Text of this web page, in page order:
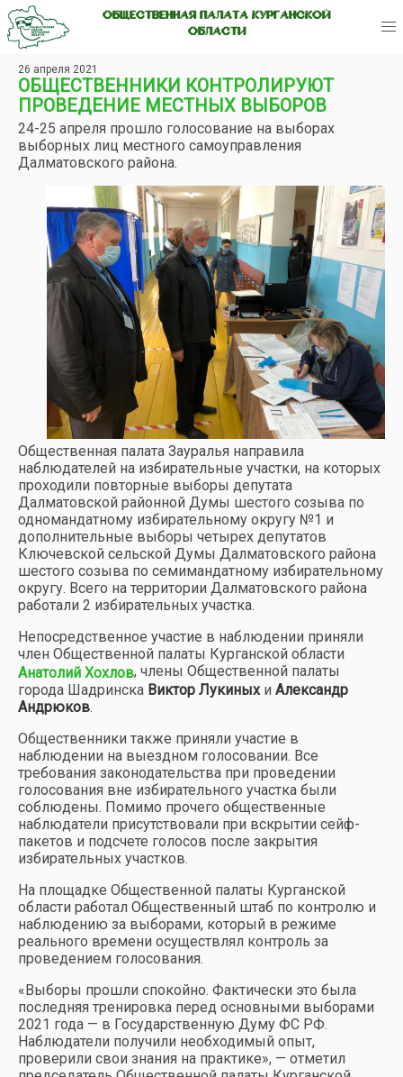
ОБЩЕСТВЕННАЯ ПАЛАТА КУРГАНСКОЙ
ОБЛАСТИ
26 апреля 2021
ОБЩЕСТВЕННИКИ КОНТРОЛИРУЮТ
ПРОВЕДЕНИЕ МЕСТНЫХ ВЫБОРОВ
24-25 апреля прошло голосование на выборах
выборных лиц местного самоуправления
Далматовского района.
Общественная палата Зауралья направила
наблюдателей на избирательные участки, на которых
проходили повторные выборы депутата
Далматовской районной Думы шестого созыва по
одномандатному избирательному округу №1 и
дополнительные выборы четырех депутатов
Ключевской сельской Думы Далматовского района
шестого созыва по семимандатному избирательному
округу. Всего на территории Далматовского района
работали 2 избирательных участка.
Непосредственное участие в наблюдении приняли
член Общественной палаты Курганской области
Анатолий Хохлов, члены Общественной палаты
города Шадринска Виктор Лукиныхи Александр
Андрюков.
Общественники также приняли участие в
наблюдении на выездном голосовании. Все
требования законодательства при проведении
голосования вне избирательного участка были
соблюдены. Помимо прочего общественные
наблюдатели присутствовали при вскрытии сейф-
пакетов и подсчете голосов после закрытия
избирательных участков.
На площадке Общественной палаты Курганской
области работал Общественный штаб по контролю и
наблюдению за выборами, который в режиме
реального времени осуществлял контроль за
проведением голосования.
«Выборы прошли спокойно. Фактически это была
последняя тренировка перед основными выборами
2021 года — в Государственную Думу ФС РФ.
Наблюдатели получили необходимый опыт,
проверили свои знания на практике», — отметил